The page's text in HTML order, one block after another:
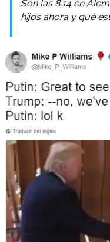
Son las 8:14 en
hijos ahora y qué